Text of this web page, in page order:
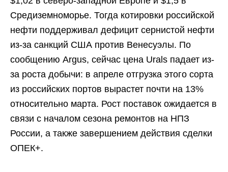
Средиземноморье. Тогда котировки российской
нефти поддерживал дефицит сернистой нефти
из-за санкций США против Венесуэлы. По
сообщению Argus, сейчас цена Urals падает из-
за роста добычи: в апреле отгрузка этого сорта
из российских портов вырастет почти на 13%
относительно марта. Рост поставок ожидается в
связи с началом сезона ремонтов на НПЗ
России, а также завершением действия сделки
ОПЕК+.